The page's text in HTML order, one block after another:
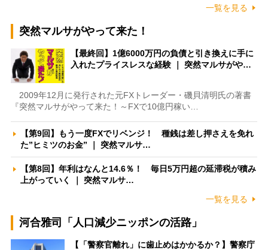
一覧を見る
突然マルサがやって来た！
【最終回】1億6000万円の負債と引き換えに手に
入れたプライスレスな経験 ｜ 突然マルサがや…
2009年12月に発行された元FXトレーダー・磯貝清明氏の著書
『突然マルサがやって来た！～FXで10億円稼い…
【第9回】もう一度FXでリベンジ！ 種銭は差し押さえを免れ
た”ヒミツのお金” ｜ 突然マルサ…
【第8回】年利はなんと14.6％！ 毎日5万円超の延滞税が積み
上がっていく ｜ 突然マルサ…
一覧を見る
河合雅司「人口減少ニッポンの活路」
【「警察官離れ」に歯止めはかかるか？】警察庁